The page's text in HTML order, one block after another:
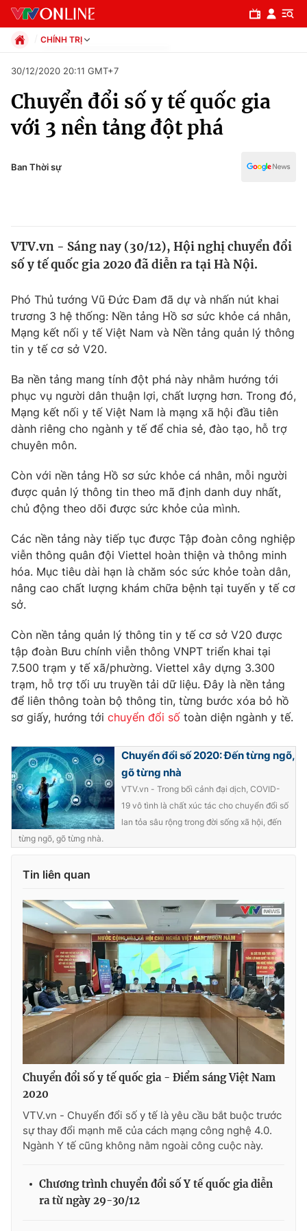
Chuyên mục
Chính trị
Y tế
Thế giới
Tin tức
Thế giới đó đây
Câu chuyện quốc tế
Kinh tế
Thị trường
Góc doanh nghiệp
Dữ liệu và đời sống
Truyền hình
Phim VTV
Hậu trường
Nhân vật
Giải sao mai
Giải trí
Điện ảnh
Âm nhạc
Sao
Đời sống
Làm đẹp
Chất lượng cuộc sống
Giáo dục
Tuyển sinh
Học trực tuyến
Công nghệ
Hitech Công nghệ tương lai
Sản phẩm
Thị trường
Tư vấn
Lịch phát sóng
Chuyên mục khác
Photo Infographic
Video Shorts video
VTV Money VTV Thể thao
Thị trường 24h Tấm lòng Việt
Vươn mình bằng AI
VTV9
Liên hệ tòa soạn English
THỜI BÁO VTV
Theo dõi báo trên
CHÍNH TRỊ
Xã hội
Pháp luật
Kinh tế
Thể thao
Văn hóa - Giải trí
Giáo dục
30/12/2020 20:11 GMT+7
Chuyển đổi số y tế quốc gia
với 3 nền tảng đột phá
Ban Thời sự
VTV.vn - Sáng nay (30/12), Hội nghị chuyển đổi
số y tế quốc gia 2020 đã diễn ra tại Hà Nội.
Phó Thủ tướng Vũ Đức Đam đã dự và nhấn nút khai
trương 3 hệ thống: Nền tảng Hồ sơ sức khỏe cá nhân,
Mạng kết nối y tế Việt Nam và Nền tảng quản lý thông
tin y tế cơ sở V20.
Ba nền tảng mang tính đột phá này nhằm hướng tới
phục vụ người dân thuận lợi, chất lượng hơn. Trong đó,
Mạng kết nối y tế Việt Nam là mạng xã hội đầu tiên
dành riêng cho ngành y tế để chia sẻ, đào tạo, hỗ trợ
chuyên môn.
Còn với nền tảng Hồ sơ sức khỏe cá nhân, mỗi người
được quản lý thông tin theo mã định danh duy nhất,
chủ động theo dõi được sức khỏe của mình.
Các nền tảng này tiếp tục được Tập đoàn công nghiệp
viễn thông quân đội Viettel hoàn thiện và thông minh
hóa. Mục tiêu dài hạn là chăm sóc sức khỏe toàn dân,
nâng cao chất lượng khám chữa bệnh tại tuyến y tế cơ
sở.
Còn nền tảng quản lý thông tin y tế cơ sở V20 được
tập đoàn Bưu chính viễn thông VNPT triển khai tại
7.500 trạm y tế xã/phường. Viettel xây dựng 3.300
trạm, hỗ trợ tối ưu truyền tải dữ liệu. Đây là nền tảng
để liên thông toàn bộ thông tin, từng bước xóa bỏ hồ
sơ giấy, hướng tới chuyển đổi số toàn diện ngành y tế.
Chuyển đổi số 2020: Đến từng ngõ,
gõ từng nhà
VTV.vn - Trong bối cảnh đại dịch, COVID-
19 vô tình là chất xúc tác cho chuyển đổi số
lan tỏa sâu rộng trong đời sống xã hội, đến
từng ngõ, gõ từng nhà.
Tin liên quan
Chuyển đổi số y tế quốc gia - Điểm sáng Việt Nam
2020
VTV.vn - Chuyển đổi số y tế là yêu cầu bắt buộc trước
sự thay đổi mạnh mẽ của cách mạng công nghệ 4.0.
Ngành Y tế cũng không nằm ngoài công cuộc này.
Chương trình chuyển đổi số Y tế quốc gia diễn
ra từ ngày 29-30/12